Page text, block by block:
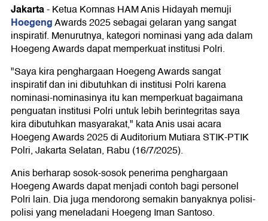
Jakarta-Ketua Komnas HAM Anis Hidayah memuji
HoegengAwards 2025 sebagai gelaran yang sangat
inspiratif. Menurutnya, kategori nominasi yang ada dalam
Hoegeng Awards dapat memperkuat institusi Polri.
"Saya kira penghargaan Hoegeng Awards sangat
inspiratif dan ini dibutuhkan di institusi Polri karena
nominasi-nominasinya itu kan memperkuat bagaimana
penguatan institusi Polri untuk lebih berintegritas saya
kira dibutuhkan masyarakat," kata Anis usai acara
Hoegeng Awards 2025 di Auditorium Mutiara STIK-PTIK
Polri, Jakarta Selatan, Rabu (16/7/2025).
Anis berharap sosok-sosok penerima penghargaan
Hoegeng Awards dapat menjadi contoh bagi personel
Polri lain. Dia juga mendorong semakin banyaknya polisi-
polisi yang meneladani Hoegeng Iman Santoso.